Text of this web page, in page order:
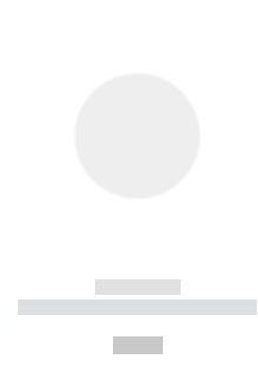
------------
----------- ----------- ----------